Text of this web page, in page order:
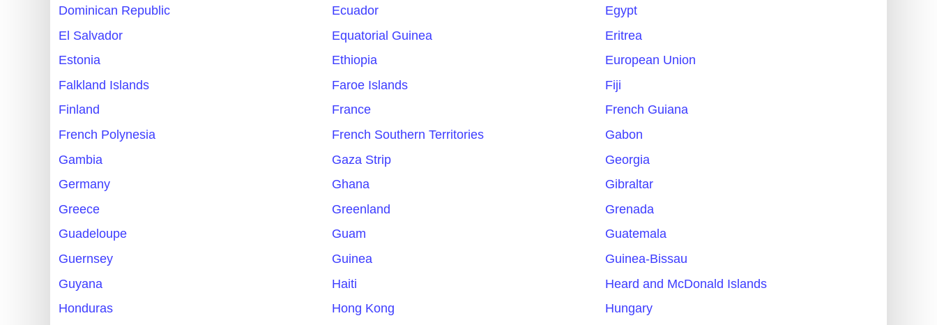
Dominican Republic
Ecuador
Egypt
El Salvador
Equatorial Guinea
Eritrea
Estonia
Ethiopia
European Union
Falkland Islands
Faroe Islands
Fiji
Finland
France
French Guiana
French Polynesia
French Southern Territories
Gabon
Gambia
Gaza Strip
Georgia
Germany
Ghana
Gibraltar
Greece
Greenland
Grenada
Guadeloupe
Guam
Guatemala
Guernsey
Guinea
Guinea-Bissau
Guyana
Haiti
Heard and McDonald Islands
Honduras
Hong Kong
Hungary